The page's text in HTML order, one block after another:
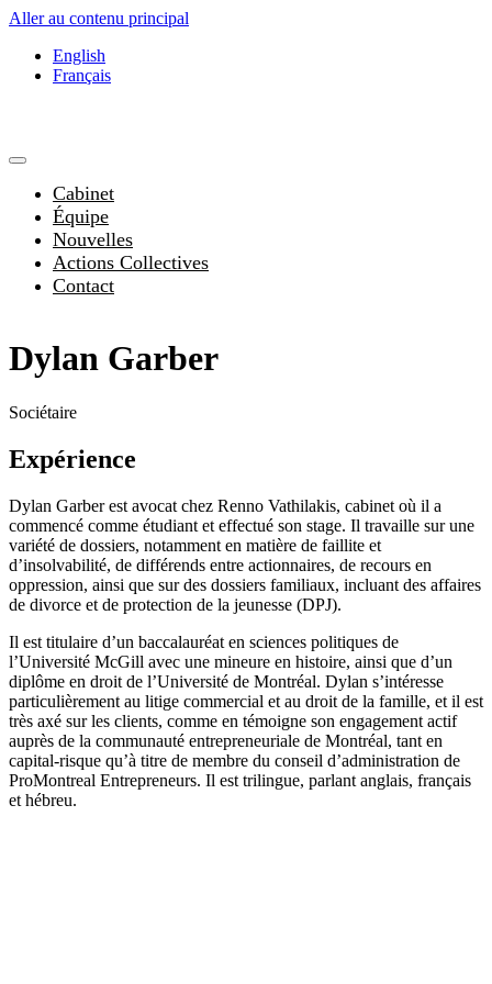
Aller au contenu principal
English
Français
Cabinet
Équipe
Nouvelles
Actions Collectives
Contact
Dylan Garber
Sociétaire
Expérience
Dylan Garber est avocat chez Renno Vathilakis, cabinet où il a
commencé comme étudiant et effectué son stage. Il travaille sur une
variété de dossiers, notamment en matière de faillite et
d’insolvabilité, de différends entre actionnaires, de recours en
oppression, ainsi que sur des dossiers familiaux, incluant des affaires
de divorce et de protection de la jeunesse (DPJ).
Il est titulaire d’un baccalauréat en sciences politiques de
l’Université McGill avec une mineure en histoire, ainsi que d’un
diplôme en droit de l’Université de Montréal. Dylan s’intéresse
particulièrement au litige commercial et au droit de la famille, et il est
très axé sur les clients, comme en témoigne son engagement actif
auprès de la communauté entrepreneuriale de Montréal, tant en
capital-risque qu’à titre de membre du conseil d’administration de
ProMontreal Entrepreneurs. Il est trilingue, parlant anglais, français
et hébreu.